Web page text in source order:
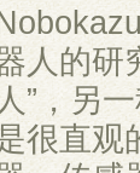
人的研
”，另
很直观